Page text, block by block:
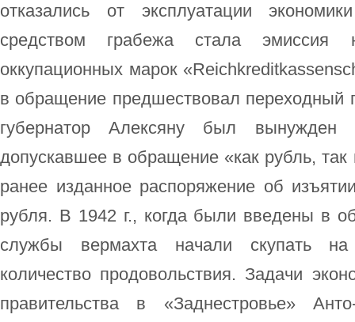
отказались от эксплуатации
средством грабежа стала эмиссия
оккупационных марок
в обращение предшествовал переходный
губернатор Алексяну был вынужден
допускавшее в обращение «как рубль,
ранее изданное распоряжение об
рубля. В 1942 г., когда были введены в
службы вермахта начали скупать
количество продовольствия. Задачи
правительства в «Заднестровье»